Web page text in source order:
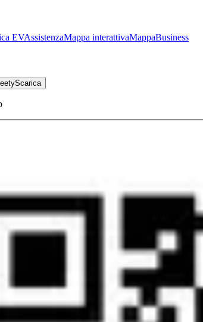
EVAssistenzaMappa interattivaMappaBusiness
Scarica